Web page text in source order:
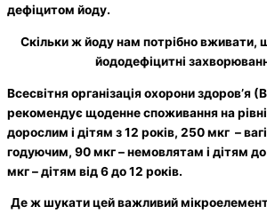
дефіцитом йоду.
Скільки ж йоду нам потрібно вживати,
йододефіцитні
Всесвітня організація охорони здоров’я
рекомендує щоденне споживання на
дорослим і дітям з 12 років, 250 мкг –
годуючим, 90 мкг – немовлятам і дітям
мкг – дітям від 6 до 12 років.
Де ж шукати цей важливий